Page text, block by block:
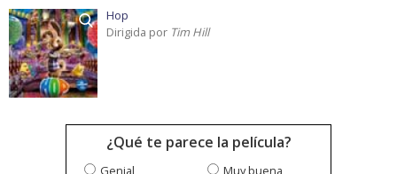
Hop
Dirigida por Tim Hill
¿Qué te parece la película?
Genial
Muy buena